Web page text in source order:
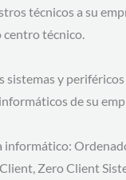
técnicos a su
centro técnico.
sistemas y
de su
informático:
Zero Client